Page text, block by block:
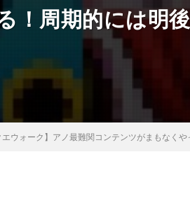
！周期的には明
エウォーク】アノ最難関コンテンツがまもなく